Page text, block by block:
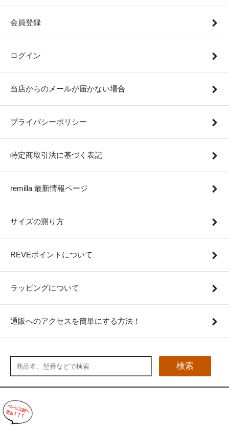
会員登録
ログイン
当店からのメールが届かない場合
プライバシーポリシー
特定商取引法に基づく表記
remilla 最新情報ページ
サイズの測り方
REVEポイントについて
ラッピングについて
通販へのアクセスを簡単にする方法！
検索